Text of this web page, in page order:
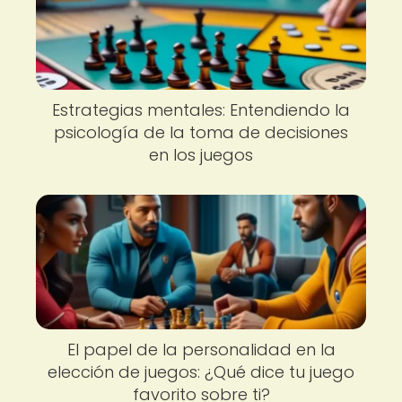
Estrategias mentales: Entendiendo la
psicología de la toma de decisiones
en los juegos
El papel de la personalidad en la
elección de juegos: ¿Qué dice tu juego
favorito sobre ti?